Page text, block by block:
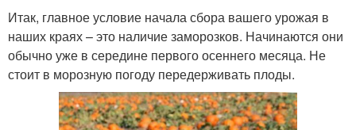
Итак, главное условие начала сбора вашего урожая в
наших краях – это наличие заморозков. Начинаются они
обычно уже в середине первого осеннего месяца. Не
стоит в морозную погоду передерживать плоды.